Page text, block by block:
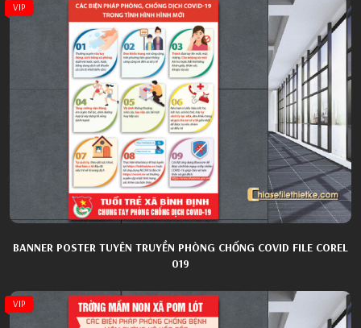
VIP
BANNER POSTER TUYÊN TRUYỀN PHÒNG CHỐNG COVID FILE COREL
019
VIP